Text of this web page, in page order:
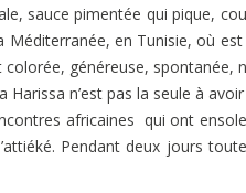
sauce pimentée qui pique,
en Tunisie, où
généreuse,
n’est pas la seule à
africaines qui ont
Pendant deux jours